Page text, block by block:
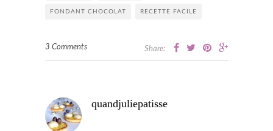
FONDANT CHOCOLAT RECETTE FACILE
3 Comments Share:
quandjuliepatisse